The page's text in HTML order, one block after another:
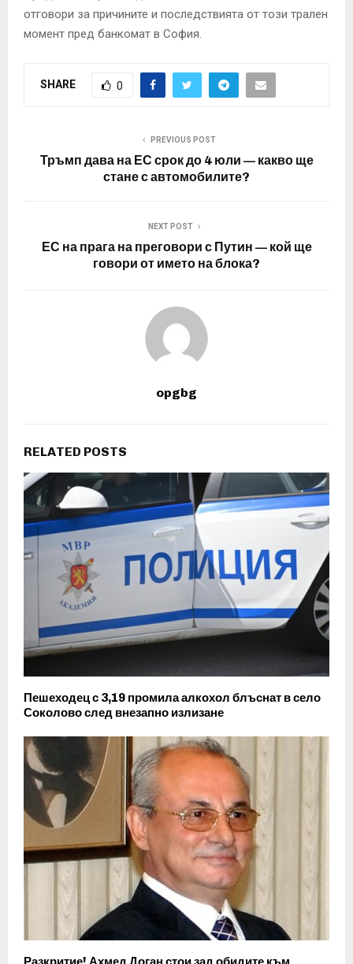
отговори за причините и последствията от този трален
момент пред банкомат в София.
SHARE 0
PREVIOUS POST
Тръмп дава на ЕС срок до 4 юли — какво ще
стане с автомобилите?
NEXT POST
ЕС на прага на преговори с Путин — кой ще
говори от името на блока?
opgbg
RELATED POSTS
Пешеходец с 3,19 промила алкохол блъснат в село
Соколово след внезапно излизане